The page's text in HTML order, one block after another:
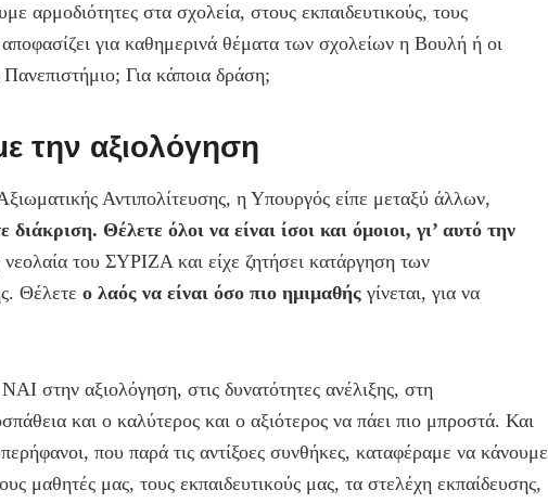
αρμοδιότητες στα σχολεία, στους εκπαιδευτικούς, τους
για καθημερινά θέματα των σχολείων η Βουλή ή οι
Πανεπιστήμιο; Για κάποια δράση;
την αξιολόγηση
Αντιπολίτευσης, η Υπουργός είπε μεταξύ άλλων,
διάκριση. Θέλετε όλοι να είναι ίσοι και όμοιοι, γι’ αυτό την
νεολαία του ΣΥΡΙΖΑ και είχε ζητήσει κατάργηση των
Θέλετε ο λαός να είναι όσο πιο ημιμαθής γίνεται, για να
στην αξιολόγηση, στις δυνατότητες ανέλιξης, στη
και ο καλύτερος και ο αξιότερος να πάει πιο μπροστά. Και
που παρά τις αντίξοες συνθήκες, καταφέραμε να κάνουμε
μαθητές μας, τους εκπαιδευτικούς μας, τα στελέχη εκπαίδευσης,